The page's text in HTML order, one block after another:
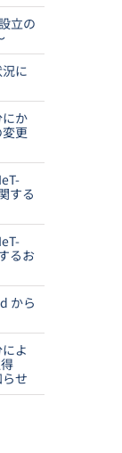
立の
に
か
更
する
るお
から
よ
せ